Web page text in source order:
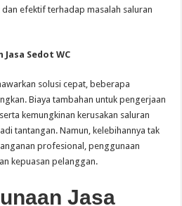
efektif terhadap masalah saluran
Sedot WC
solusi cepat, beberapa
Biaya tambahan untuk pengerjaan
kemungkinan kerusakan saluran
tantangan. Namun, kelebihannya tak
profesional, penggunaan
kepuasan pelanggan.
Jasa